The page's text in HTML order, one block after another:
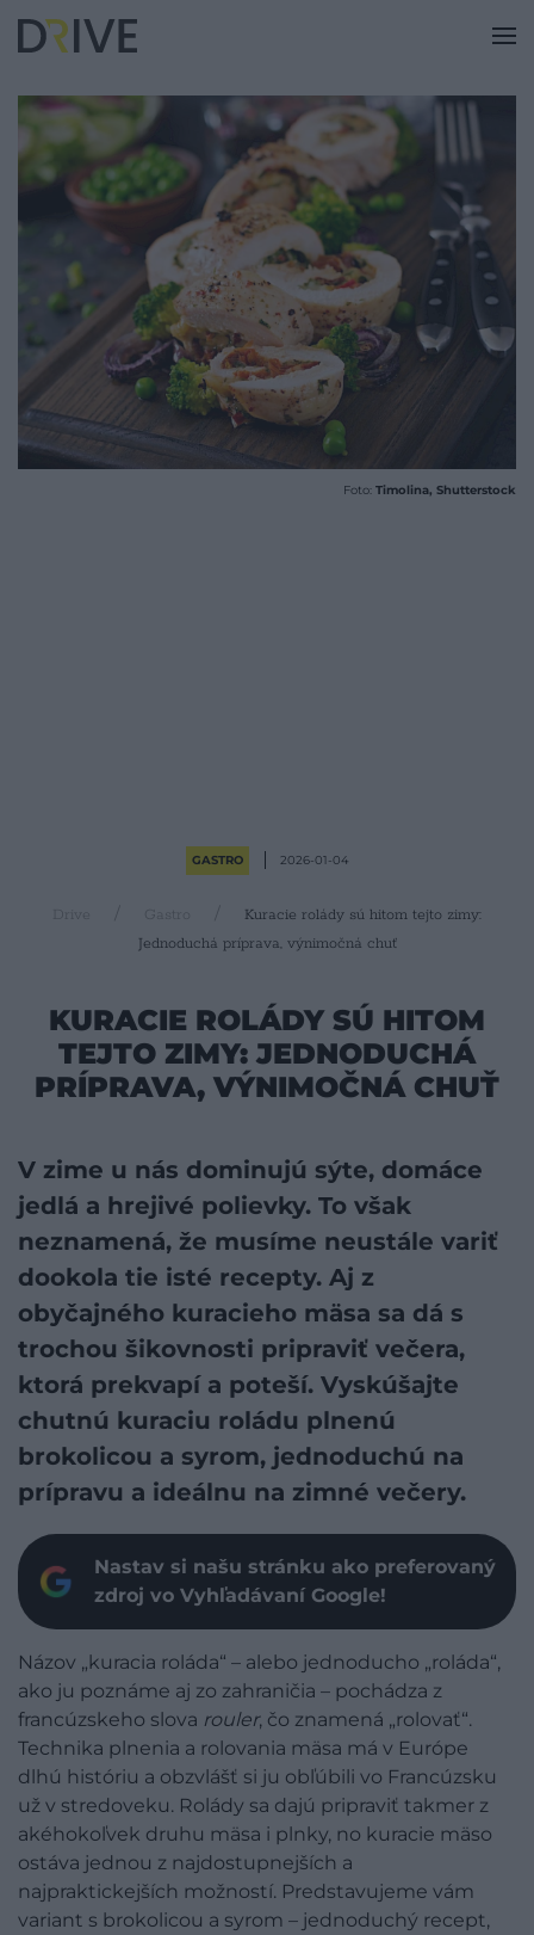
Foto: Timolina, Shutterstock
GASTRO 2026-01-04
Drive Gastro
Kuracie rolády sú hitom tejto zimy:
Jednoduchá príprava, výnimočná chuť
KURACIE ROLÁDY SÚ HITOM
TEJTO ZIMY: JEDNODUCHÁ
PRÍPRAVA, VÝNIMOČNÁ CHUŤ
V zime u nás dominujú sýte, domáce
jedlá a hrejivé polievky. To však
neznamená, že musíme neustále variť
dookola tie isté recepty. Aj z
obyčajného kuracieho mäsa sa dá s
trochou šikovnosti pripraviť večera,
ktorá prekvapí a poteší. Vyskúšajte
chutnú kuraciu roládu plnenú
brokolicou a syrom, jednoduchú na
prípravu a ideálnu na zimné večery.
Nastav si našu stránku ako preferovaný
zdroj vo Vyhľadávaní Google!
Názov „kuracia roláda“ – alebo jednoducho „roláda“,
ako ju poznáme aj zo zahraničia – pochádza z
francúzskeho slova rouler, čo znamená „rolovať“.
Technika plnenia a rolovania mäsa má v Európe
dlhú históriu a obzvlášť si ju obľúbili vo Francúzsku
už v stredoveku. Rolády sa dajú pripraviť takmer z
akéhokoľvek druhu mäsa i plnky, no kuracie mäso
ostáva jednou z najdostupnejších a
najpraktickejších možností. Predstavujeme vám
variant s brokolicou a syrom – jednoduchý recept,